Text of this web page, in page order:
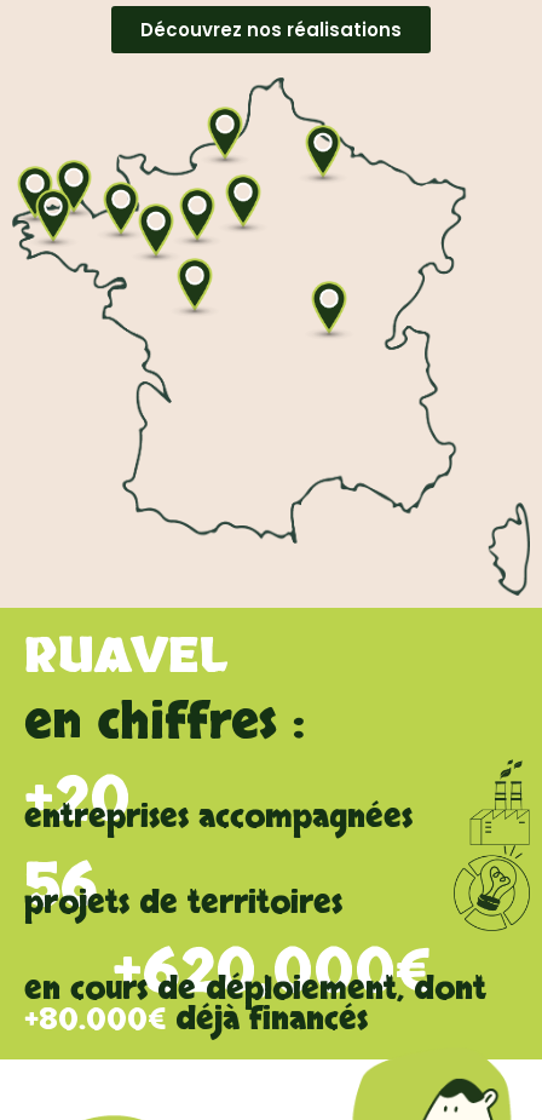
Découvrez nos réalisations
RUAVEL
en chiffres :
+20
entreprises accompagnées
56
projets de territoires
+620,000€
en cours de déploiement, dont
+80.000€ déjà financés